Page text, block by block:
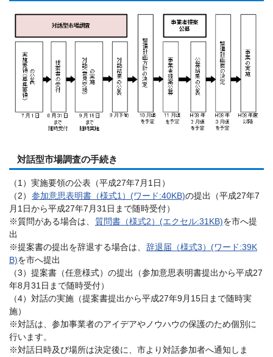
対話型市場調査の手続き
（1）実施要領の公表（平成27年7月1日）
（2） 参加意思表明書（様式1）(ワード:40KB)の提出（平成27年7
月1日から平成27年7月31日まで随時受付）
※質問がある場合は、 質問書（様式2）(エクセル:31KB)を市へ提
出
※提案書の提出を辞退する場合は、 辞退届（様式3）(ワード:39K
B)を市へ提出
（3）提案書（任意様式）の提出（参加意思表明書提出から平成27
年8月31日まで随時受付）
（4）対話の実施（提案書提出から平成27年9月15日まで随時実
施）
※対話は、参加事業者のアイデアやノウハウの保護のため個別に
行います。
※対話日時及び場所は決定後に、市より対話参加者へ通知しま